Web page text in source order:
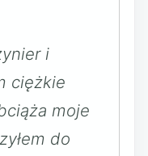
i
ciężkie
moje
do